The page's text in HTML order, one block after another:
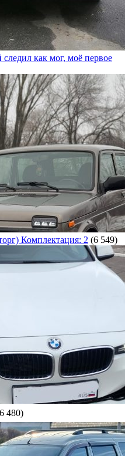
как мог, моё первое
Комплектация: 2 (6 549)
480)